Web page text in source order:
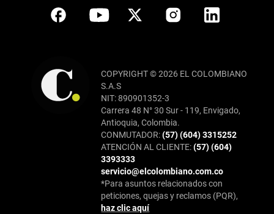
COPYRIGHT © 2026 EL COLOMBIANO
S.A.S
NIT: 890901352-3
Carrera 48 N° 30 Sur - 119, Envigado,
Antioquia, Colombia.
CONMUTADOR:(57) (604) 3315252
ATENCIÓN AL CLIENTE:(57) (604)
3393333
servicio@elcolombiano.com.co
*Para asuntos relacionados con
peticiones, quejas y reclamos (PQR),
haz clic aquí